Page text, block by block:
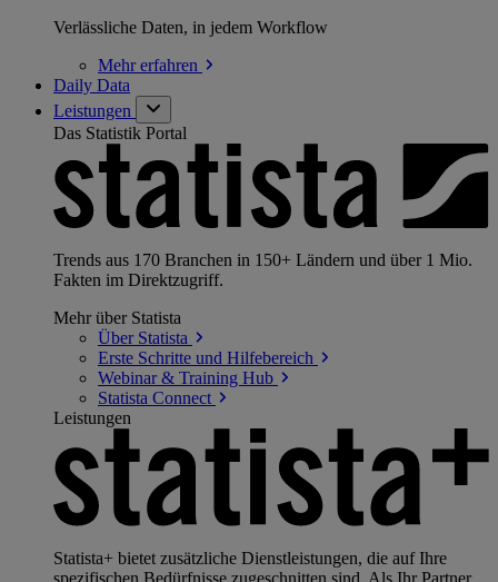
Verlässliche Daten, in jedem Workflow
Mehrerfahren
Daily Data
Leistungen
Das Statistik Portal
Trends aus 170 Branchen in 150+ Ländern und über 1 Mio.
Fakten im Direktzugriff.
Mehr über Statista
Über Statista
Erste Schritte und Hilfebereich
Webinar & Training Hub
Statista Connect
Leistungen
Statista+ bietet zusätzliche Dienstleistungen, die auf Ihre
spezifischen Bedürfnisse zugeschnitten sind. Als Ihr Partner